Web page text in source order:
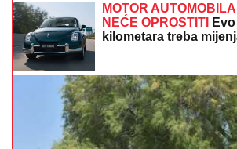
MOTOR
NEĆE OPROSTITI
kilometara treba